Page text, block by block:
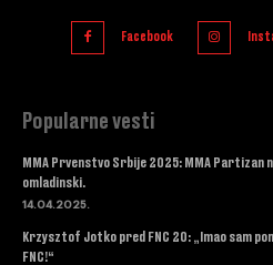
Facebook
Popularne vesti
MMA Prvenstvo Srbije 2025: MMA
omladinski.
14.04.2025.
Krzysztof Jotko pred FNC 20: „Imao sam
FNC!“